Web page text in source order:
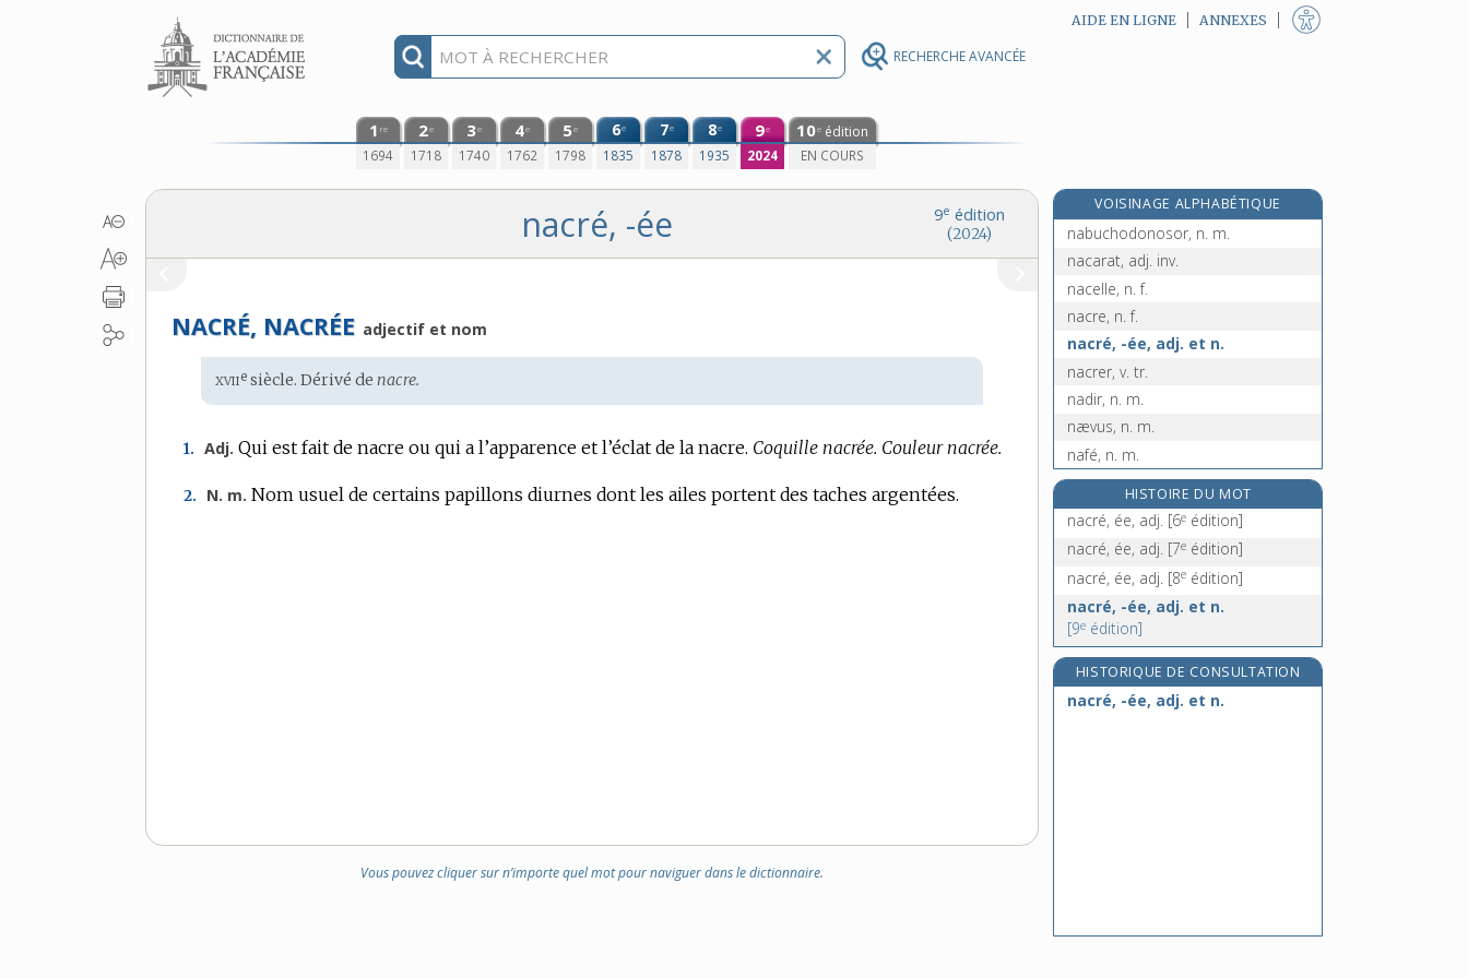
RECHERCHE AVANCÉE
Aller au contenu AIDE EN LIGNE ANNEXES
1 re
1694
2e
1718
3e
1740
4e
1762
5e
1798
6e
1835
7e
1878
8e
1935
9e
2024
10e édition
EN COURS
9e édition
(2024)
nacré, -ée
NACRÉ, NACRÉE adjectif et nom
Étymologie
:
xviie siècle. Dérivé denacre.
1. Adj. Qui est fait de nacre ou qui a l’apparence et l’éclat de la nacre. Coquille nacrée. Couleur nacrée.
2. N. m. Nom usuel de certains papillons diurnes dont les ailes portent des taches argentées.
Vous pouvez cliquer sur n’importe quel mot pour naviguer dans le dictionnaire.
VOISINAGE ALPHABÉTIQUE
nabot, -ote, n.
nabuchodonosor, n. m.
nacarat, adj. inv.
nacelle, n. f.
nacre, n. f.
nacré, -ée, adj. et n.
nacrer, v. tr.
nadir, n. m.
nævus, n. m.
nafé, n. m.
naffe, n. f.[7eédition]
nage, n. f.
nagée, n. f.
[7 édition]
nageoire, n. f.
HISTOIRE DU MOT
nacré, ée, adj. [6e édition]
nacré, ée, adj. [7e édition]
nacré, ée, adj. [8e édition]
nacré, -ée, adj. et n.
[9e édition]
HISTORIQUE DE CONSULTATION
nacré, -ée, adj. et n.